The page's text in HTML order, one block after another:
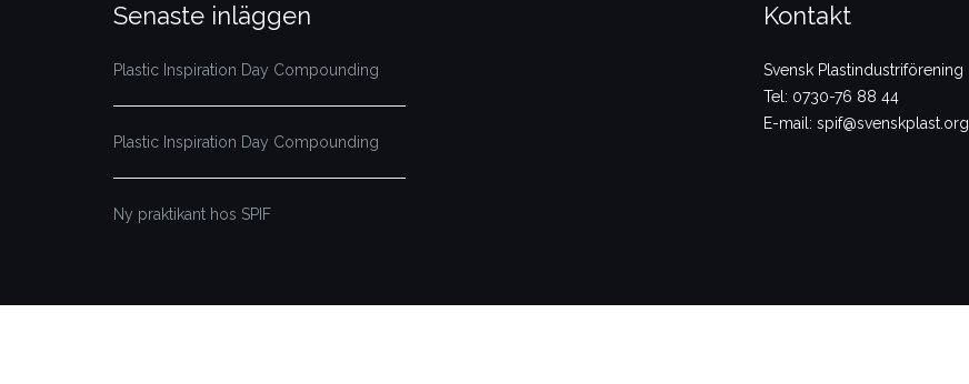
Senaste inläggen
Plastic Inspiration Day Compounding
Plastic Inspiration Day Compounding
Ny praktikant hos SPIF
Kontakt
Svensk Plastindustriförening
Tel: 0730-76 88 44
E-mail: spif@svenskplast.org